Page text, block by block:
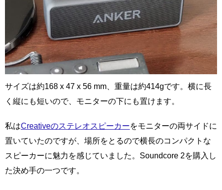
サイズは約168 x 47 x 56 mm、重量は約414gです。横に長
く縦にも短いので、モニターの下にも置けます。
私はCreativeのステレオスピーカーをモニターの両サイドに
置いていたのですが、場所をとるので横長のコンパクトな
スピーカーに魅力を感じていました。Soundcore 2を購入し
た決め手の一つです。